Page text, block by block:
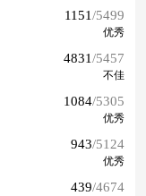
1151/5499
优秀
4831/5457
不佳
1084/5305
优秀
943/5124
优秀
439/4674